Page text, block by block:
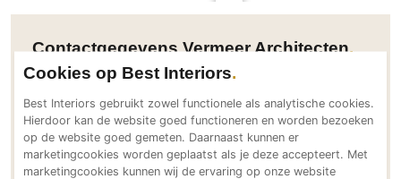
PVC vloeren
Gietvloeren
Houten vloeren
Natuursteen en keramiek vloeren
Vloerkleden
Afwerking
Contactgegevens Vermeer Architecten
Adresgegevens
Steenfabriek 5
5126 PB Gilze
NL
Cookies op Best Interiors
Best Interiors gebruikt zowel functionele als analytische cookies.
Hierdoor kan de website goed functioneren en worden bezoeken
op de website goed gemeten. Daarnaast kunnen er
marketingcookies worden geplaatst als je deze accepteert. Met
marketingcookies kunnen wij de ervaring op onze website